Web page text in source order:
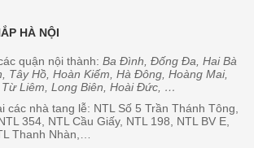
HÀ NỘI
quận nội thành: Ba Đình, Đống Đa, Hai Bà
Tây Hồ, Hoàn Kiếm, Hà Đông, Hoàng Mai,
Liêm, Long Biên, Hoài Đức, …
các nhà tang lễ: NTL Số 5 Trần Thánh Tông,
354, NTL Cầu Giấy, NTL 198, NTL BV E,
Thanh Nhàn,…